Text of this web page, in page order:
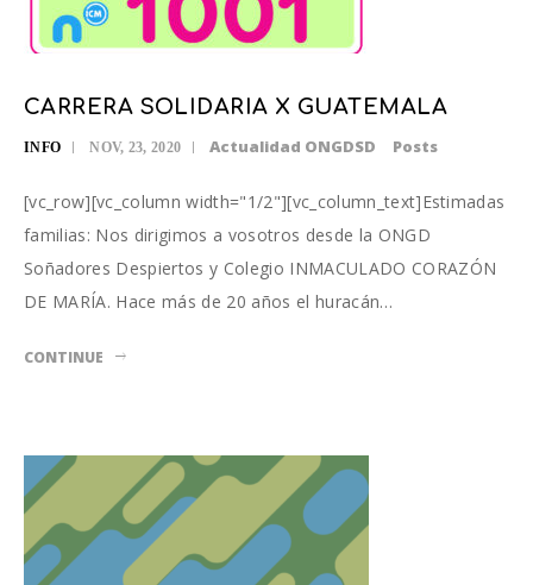
CARRERA SOLIDARIA X GUATEMALA
INFO NOV, 23, 2020 Actualidad ONGDSD Posts
[vc_row][vc_column width="1/2"][vc_column_text]Estimadas
familias: Nos dirigimos a vosotros desde la ONGD
Soñadores Despiertos y Colegio INMACULADO CORAZÓN
DE MARÍA. Hace más de 20 años el huracán…
CONTINUE